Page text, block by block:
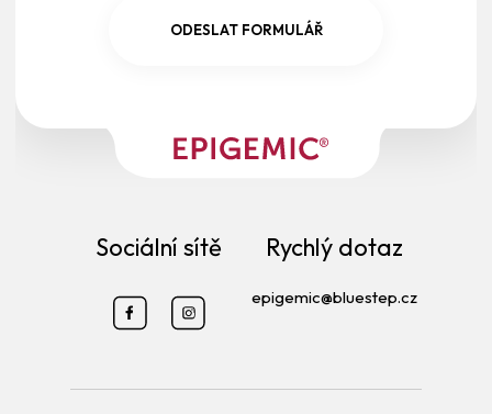
ODESLAT FORMULÁŘ
Sociální sítě Rychlý dotaz
epigemic@bluestep.cz